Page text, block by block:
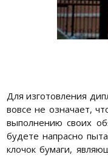
Для изготовления
вовсе не означает,
выполнению своих
будете напрасно
клочок бумаги,